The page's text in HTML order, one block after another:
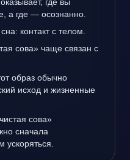
а где — осознанно.
контакт с телом.
сова» чаще связан с
образ обычно
исход и жизненные
сова»
сначала
ускоряться.